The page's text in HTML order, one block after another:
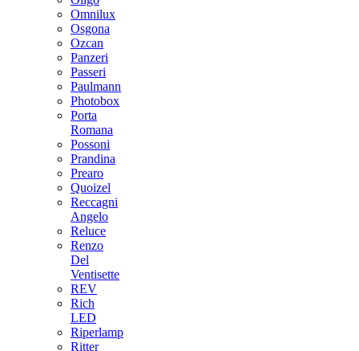
Omnilux
Osgona
Ozcan
Panzeri
Passeri
Paulmann
Photobox
Porta
Romana
Possoni
Prandina
Prearo
Quoizel
Reccagni
Angelo
Reluce
Renzo
Del
Ventisette
REV
Rich
LED
Riperlamp
Ritter